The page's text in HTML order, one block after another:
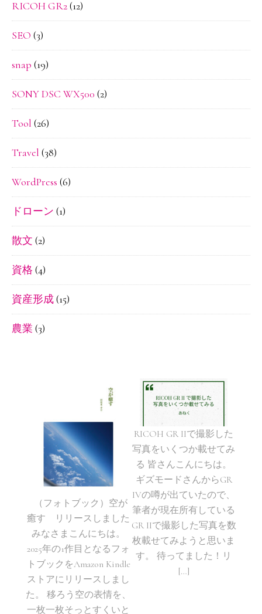
RICOH GR2(12)
SEO (3)
snap (19)
SONY DSC WX500 (2)
Tool (26)
Travel (38)
WordPress (6)
ドローン (1)
散文 (2)
資格 (4)
資産形成(15)
農業 (3)
（フォトブック）空が
癒す リリースしました
みなさまこんにちは。
2025年の1作目となるフォ
トブックをAmazon Kindle
ストアにリリースしまし
た。 移ろう空の表情を、
一枚一枚そっとすくいと
RICOH GR IIで撮影した
写真をいくつか載せてみ
る 皆さんこんにちは。
ギズモードさんからGR
IVの噂が出ていたので、
筆者が現在所有している
GR IIで撮影した写真を数
枚載せてみようと思いま
す。 待ってました！リ
[…]